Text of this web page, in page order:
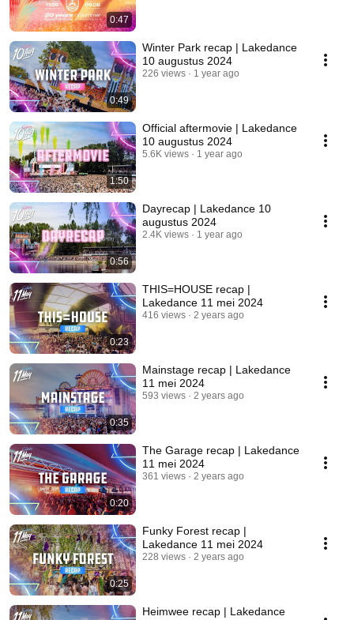
0:47
0:49
Winter Park recap | Lakedance
10 augustus 2024
226 views 1 year ago
1:50
Official aftermovie | Lakedance
10 augustus 2024
5.6K views 1 year ago
0:56
Dayrecap | Lakedance 10
augustus 2024
2.4K views 1 year ago
0:23
THIS=HOUSE recap |
Lakedance 11 mei 2024
416 views 2 years ago
0:35
Mainstage recap | Lakedance
11 mei 2024
593 views 2 years ago
0:20
The Garage recap | Lakedance
11 mei 2024
361 views 2 years ago
0:25
Funky Forest recap |
Lakedance 11 mei 2024
228 views 2 years ago
Heimwee recap | Lakedance